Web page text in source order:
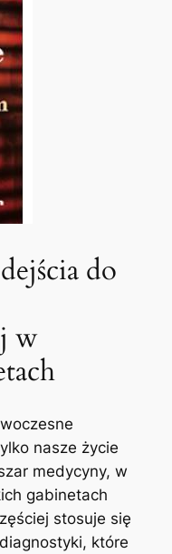
do
w
nasze⁢ życie
medycyny,⁤ w
gabinetach
stosuje się
które